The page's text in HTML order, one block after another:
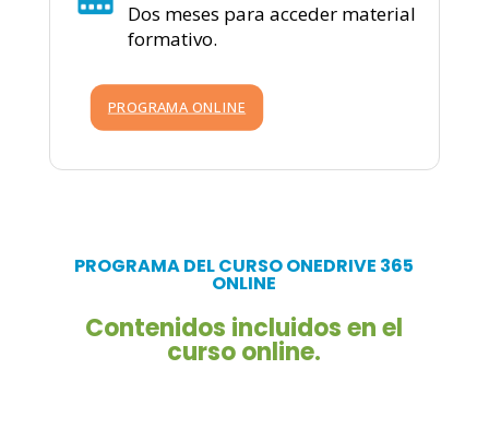
Dos meses para acceder material
formativo.
PROGRAMA ONLINE
PROGRAMA DEL CURSO ONEDRIVE 365
ONLINE
Contenidos incluidos en el
curso online.